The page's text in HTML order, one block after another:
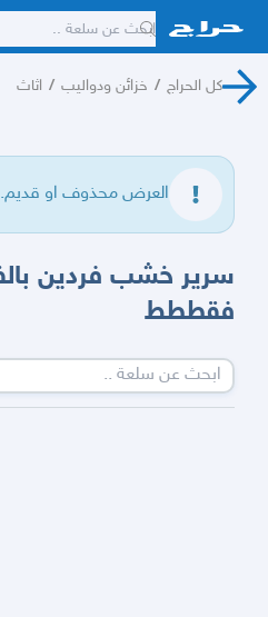
كل الحراج / خزائن ودواليب / اثاث
العرض محذوف او قديم.
فقططط